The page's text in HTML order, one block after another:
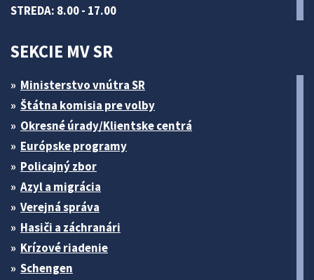
STREDA: 8.00 - 17.00
SEKCIE MV SR
Ministerstvo vnútra SR
Štátna komisia pre volby
Okresné úrady/Klientske centrá
Európske programy
Policajný zbor
Azyl a migrácia
Verejná správa
Hasiči a záchranári
Krízové riadenie
Schengen